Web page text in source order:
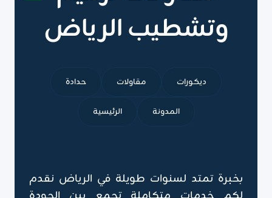
وتشطيب الرياض
ديكورات مقاولات حدادة
المدونة الرئيسية
بخبرة تمتد لسنوات طويلة في الرياض نقدم